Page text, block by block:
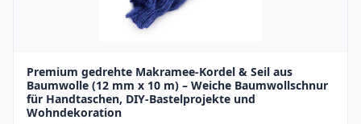
Premium gedrehte Makramee-Kordel & Seil aus
Baumwolle (12 mm x 10 m) – Weiche Baumwollschnur
für Handtaschen, DIY-Bastelprojekte und
Wohndekoration